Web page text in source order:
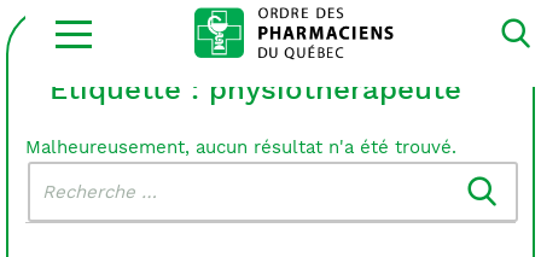
Ouvrir
la
site
Étiquette : physiothérapeute
Malheureusement, aucun résultat n'a été trouvé.
dans
le